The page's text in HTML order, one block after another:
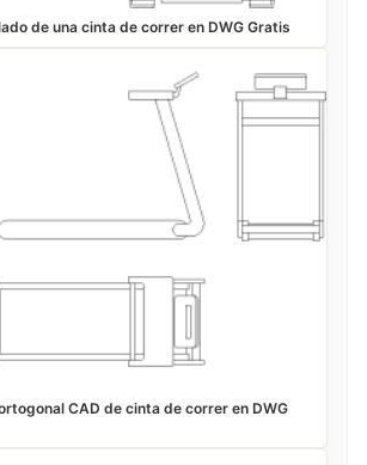
de una cinta de correr en DWG Gratis
CAD de cinta de correr en DWG